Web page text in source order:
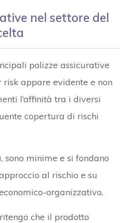
nel settore del
polizze assicurative
risk appare evidente e non
l’affinità tra i diversi
copertura di rischi
sono minime e si fondano
al rischio e su
organizzativo.
che il prodotto